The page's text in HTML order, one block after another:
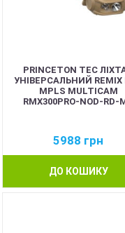
PRINCETON TEC
УНІВЕРСАЛЬНИЙ REMIX
MPLS MULTICAM
RMX300PRO-NOD-RD-
5988 грн
ДО КОШИКУ